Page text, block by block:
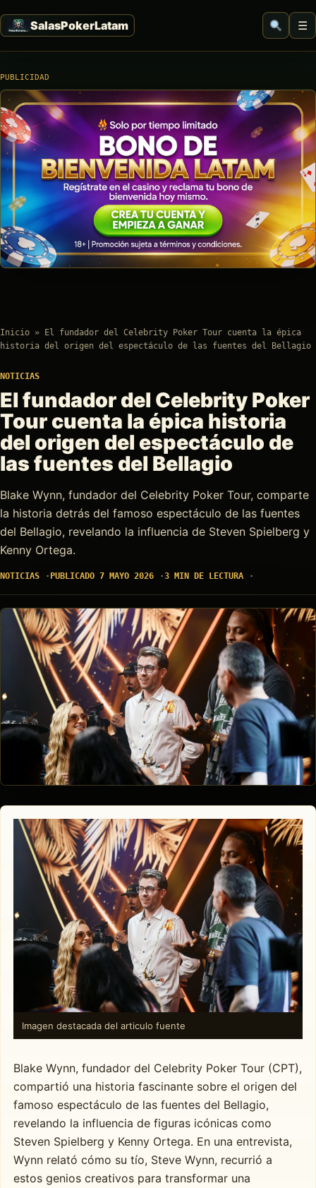
☰
PUBLICIDAD
Inicio » El fundador del Celebrity Poker Tour cuenta la épica
historia del origen del espectáculo de las fuentes del Bellagio
NOTICIAS
El fundador del Celebrity Poker
Tour cuenta la épica historia
del origen del espectáculo de
las fuentes del Bellagio
Blake Wynn, fundador del Celebrity Poker Tour, comparte
la historia detrás del famoso espectáculo de las fuentes
del Bellagio, revelando la influencia de Steven Spielberg y
Kenny Ortega.
NOTICIAS PUBLICADO 7 MAYO 2026 3 MIN DE LECTURA
Imagen destacada del articulo fuente
Blake Wynn, fundador del Celebrity Poker Tour (CPT),
compartió una historia fascinante sobre el origen del
famoso espectáculo de las fuentes del Bellagio,
revelando la influencia de figuras icónicas como
Steven Spielberg y Kenny Ortega. En una entrevista,
Wynn relató cómo su tío, Steve Wynn, recurrió a
estos genios creativos para transformar una